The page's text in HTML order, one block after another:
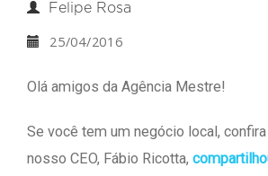
Felipe Rosa
25/04/2016
Olá amigos da Agência Mestre!
Se você tem um negócio local,
nosso CEO, Fábio Ricotta,